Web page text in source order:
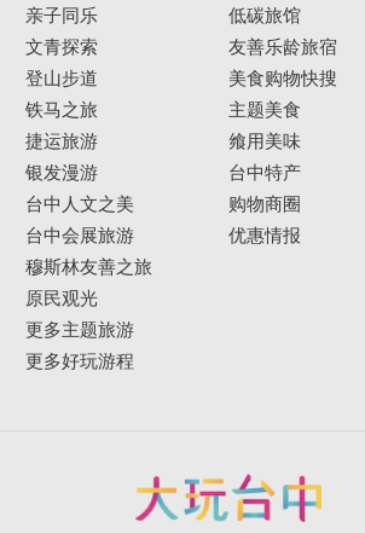
亲子同乐
文青探索
登山步道
铁马之旅
捷运旅游
银发漫游
台中人文之美
台中会展旅游
穆斯林友善之旅
原民观光
更多主题旅游
更多好玩游程
低碳旅馆
友善乐龄旅宿
美食购物快搜
主题美食
飨用美味
台中特产
购物商圈
优惠情报